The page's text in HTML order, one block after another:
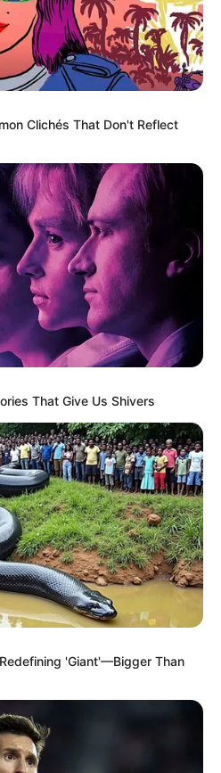
Clichés That Don't Reflect
That Give Us Shivers
'Giant'—Bigger Than